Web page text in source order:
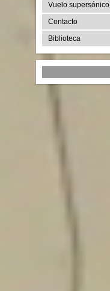
Vuelo supersónico
Contacto
Biblioteca